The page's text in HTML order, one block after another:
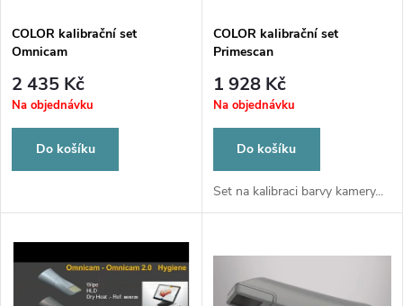
p
r
o
d
u
k
s
p
r
o
d
u
COLOR kalibrační set
Omnicam
2 435 Kč
Na objednávku
Do košíku
COLOR kalibrační set
Primescan
1 928 Kč
Na objednávku
Do košíku
Set na kalibraci barvy kamery...